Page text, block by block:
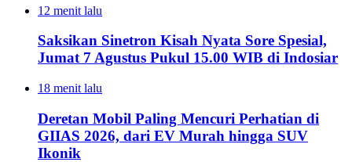
12 menit lalu
Saksikan Sinetron Kisah Nyata Sore Spesial,
Jumat 7 Agustus Pukul 15.00 WIB di Indosiar
18 menit lalu
Deretan Mobil Paling Mencuri Perhatian di
GIIAS 2026, dari EV Murah hingga SUV
Ikonik